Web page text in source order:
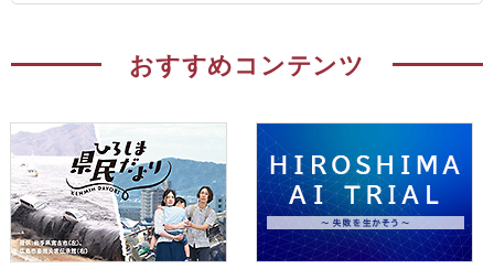
おすすめコンテンツ